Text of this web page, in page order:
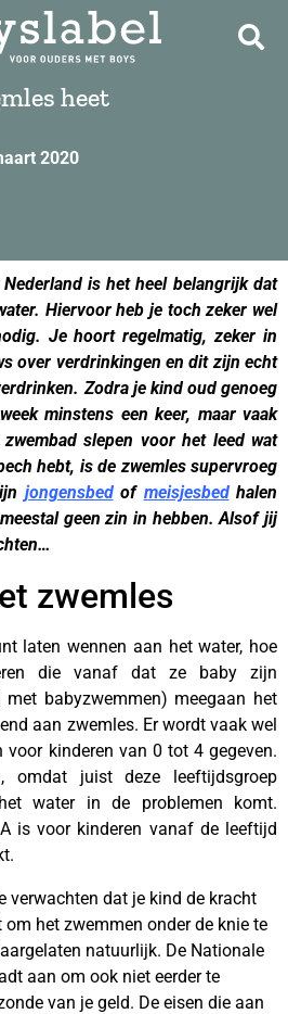
heet
2020
is het heel belangrijk dat
Hiervoor heb je toch zeker wel
Je hoort regelmatig, zeker in
over verdrinkingen en dit zijn echt
Zodra je kind oud genoeg
minstens een keer, maar vaak
slepen voor het leed wat
hebt, is de zwemles supervroeg
jongensbedof meisjesbedhalen
geen zin in hebben. Alsof jij
zwemles
laten wennen aan het water, hoe
die vanaf dat ze baby zijn
met babyzwemmen) meegaan het
aan zwemles. Er wordt vaak wel
voor kinderen van 0 tot 4 gegeven.
juist deze leeftijdsgroep
water in de problemen komt.
is voor kinderen vanaf de leeftijd
verwachten dat je kind de kracht
het zwemmen onder de knie te
natuurlijk. De Nationale
aan om ook niet eerder te
van je geld. De eisen die aan